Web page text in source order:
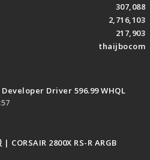
307,088
2,716,103
217,903
thaijbocom
Driver 596.99 WHQL
| CORSAIR 2800X RS-R ARGB